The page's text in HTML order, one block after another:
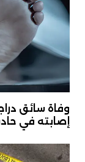
إصابته في